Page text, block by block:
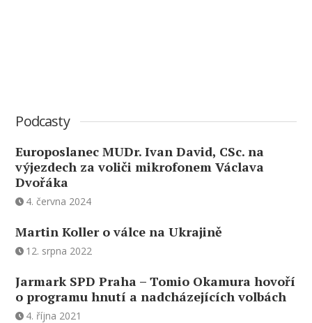
Podcasty
Europoslanec MUDr. Ivan David, CSc. na
výjezdech za voliči mikrofonem Václava
Dvořáka
4. června 2024
Martin Koller o válce na Ukrajině
12. srpna 2022
Jarmark SPD Praha – Tomio Okamura hovoří
o programu hnutí a nadcházejících volbách
4. října 2021